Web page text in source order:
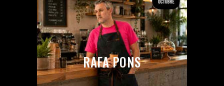
RAFA PONS